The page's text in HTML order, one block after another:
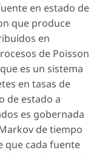
en estado de
que produce
en
de Poisson
es un sistema
en tasas de
de estado a
es gobernada
de tiempo
que cada fuente